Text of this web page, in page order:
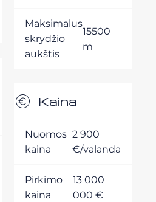
Maksimalus
skrydžio
aukštis
15500
m
Kaina
Nuomos
kaina
2 900
€/valanda
Pirkimo
kaina
13 000
000 €